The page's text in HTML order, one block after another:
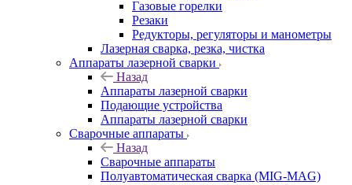
Газовые горелки
Резаки
Редукторы, регуляторы и манометры
Лазерная сварка, резка, чистка
Аппараты лазерной сварки
Назад
Аппараты лазерной сварки
Подающие устройства
Аппараты лазерной сварки
Сварочные аппараты
Назад
Сварочные аппараты
Полуавтоматическая сварка (MIG-MAG)